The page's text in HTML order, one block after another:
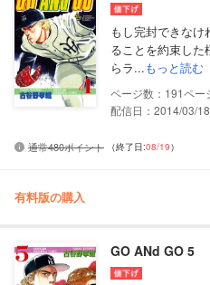
もし完封できな
ることを約束し
らラ...もっと読む
191
配信日：2014/03/18
通常480ポイント （終了日:08/19）
有料版の購入
GO ANd GO 5